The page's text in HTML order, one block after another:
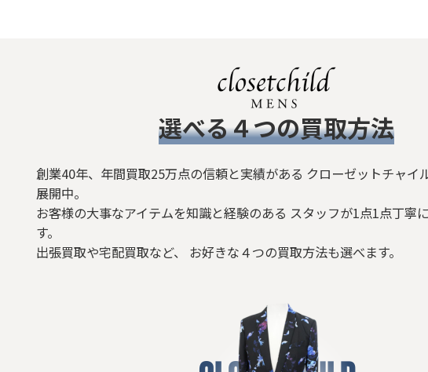
​選べる４つの買取方法
創業40年、年間買取25万点の信頼と実績がある クローゼットチャイ
展開中。
お客様の大事なアイテムを知識と経験のある スタッフが1点1点丁寧
す。
出張買取や宅配買取など、 お好きな４つの買取方法も選べます。